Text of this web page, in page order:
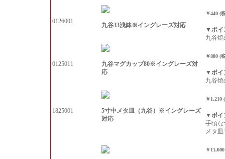
0126001
九谷33浅鉢※イングレーズ対応
￥440 (
▼ポイ
九谷
0125011
九谷マグカップ80※イングレーズ対
応
￥880 (
▼ポイ
九谷
1825001
5寸中メタ皿（九谷）※イングレーズ
対応
￥1,210
▼ポイ
手頃な
メタ
￥